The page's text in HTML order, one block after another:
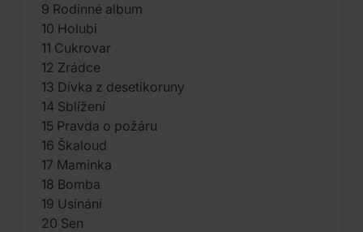
9 Rodinné album
10 Holubi
11 Cukrovar
12 Zrádce
13 Dívka z desetikoruny
14 Sblížení
15 Pravda o požáru
16 Škaloud
17 Maminka
18 Bomba
19 Usínání
20 Sen